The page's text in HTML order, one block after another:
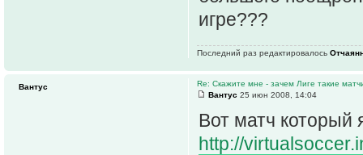
игре???
Последний раз редактировалось
Re: Скажите мне - зачем Лиге такие
Вантус 25 июн 2008, 14:04
Вот матч который
http://
Вантус